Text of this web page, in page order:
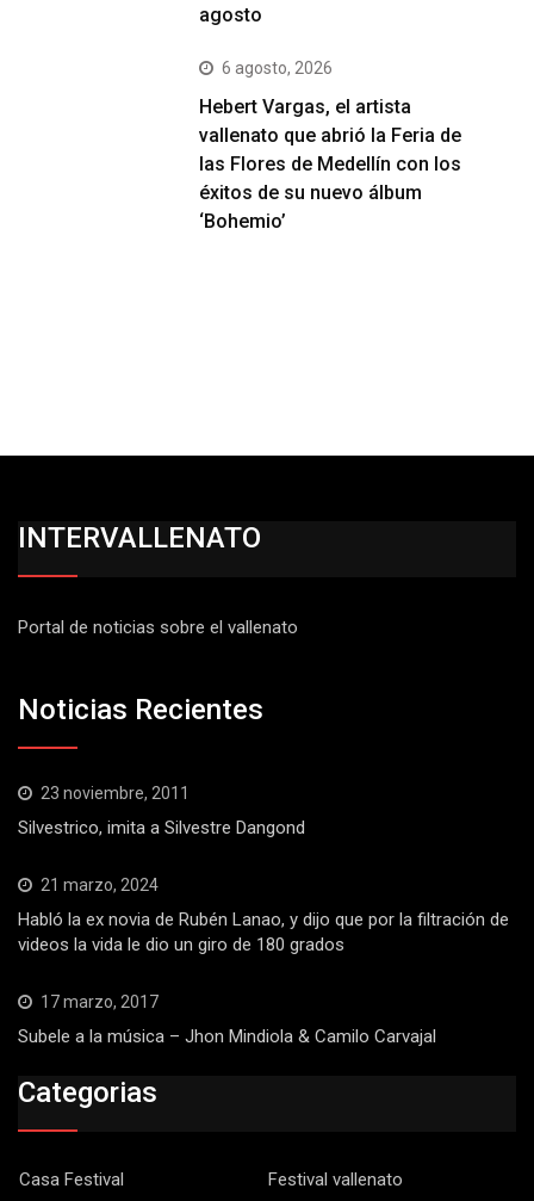
agosto
6 agosto, 2026
Hebert Vargas, el artista
vallenato que abrió la Feria de
las Flores de Medellín con los
éxitos de su nuevo álbum
‘Bohemio’
INTERVALLENATO
Portal de noticias sobre el vallenato
Noticias Recientes
23 noviembre, 2011
Silvestrico, imita a Silvestre Dangond
21 marzo, 2024
Habló la ex novia de Rubén Lanao, y dijo que por la filtración de
videos la vida le dio un giro de 180 grados
17 marzo, 2017
Subele a la música – Jhon Mindiola & Camilo Carvajal
Categorias
Casa Festival Festival vallenato